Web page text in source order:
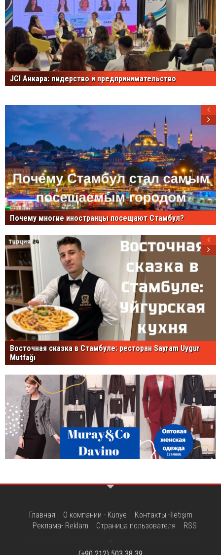
JCI Анкара: лидерство и предпринимательство
Почему многие иностранцы посещают Стамбул?
Восточная сказка в Стамбуле: ресторан Sayram Uygur
Mutfağı
Главная О компании - Künye
Контакты -İletişim
Реклама- Reklam
Страница пользователя RSS